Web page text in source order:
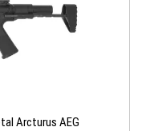
Arcturus AEG